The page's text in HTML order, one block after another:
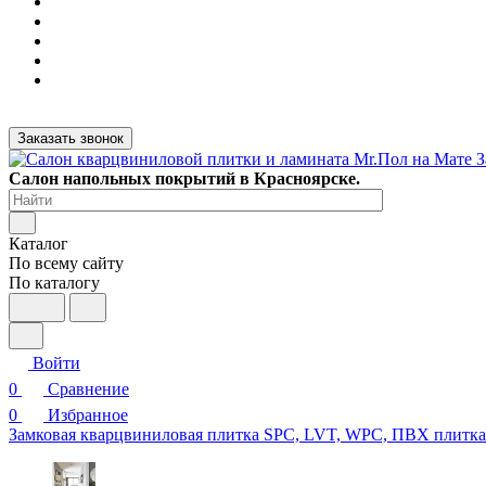
Заказать звонок
Салон напольных покрытий в Красноярске.
Каталог
По всему сайту
По каталогу
Войти
0
Сравнение
0
Избранное
Замковая кварцвиниловая плитка SPC, LVT, WPC, ПВХ